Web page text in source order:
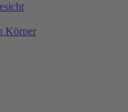
Körper